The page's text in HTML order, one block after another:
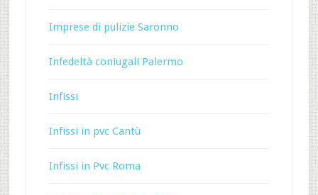
Imprese di pulizie Saronno
Infedeltà coniugali Palermo
Infissi
Infissi in pvc Cantù
Infissi in Pvc Roma